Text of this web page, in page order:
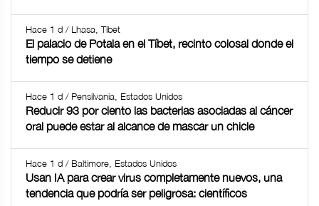
Hace 1 d / Lhasa, Tíbet
El palacio de Potala en el Tíbet, recinto colosal donde el
tiempo se detiene
Hace 1 d / Pensilvania, Estados Unidos
Reducir 93 por ciento las bacterias asociadas al cáncer
oral puede estar al alcance de mascar un chicle
Hace 1 d / Baltimore, Estados Unidos
Usan IA para crear virus completamente nuevos, una
tendencia que podría ser peligrosa: científicos